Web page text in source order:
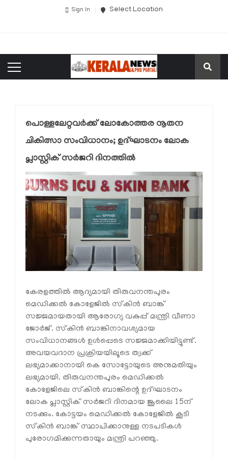
Sign In Select Location
പൊള്ളലേറ്റവർക്ക് ലോകോത്തര നൂതന
ചികിത്സാ സംവിധാനം; ഉദ്ഘാടനം ലോക
പ്ലാസ്റ്റിക് സർജറി ദിനത്തിൽ
കേരളത്തിൽ ആദ്യമായി തിരുവനന്തപുരം
മെഡിക്കൽ കോളേജിൽ സ്‌കിൻ ബാങ്ക്
സജ്ജമായതായി ആരോഗ്യ വകുപ്പ് മന്ത്രി വീണാ
ജോർജ്. സ്‌കിൻ ബാങ്കിനാവശ്യമായ
സംവിധാനങ്ങൾ ഉൾപ്പെടെ സജ്ജമാക്കിയിട്ടുണ്ട്.
അവയവദാന പ്രക്രിയയിലൂടെ ത്വക്ക്
ലഭ്യമാക്കാനായി കെ സോട്ടോയുടെ അനുമതിയും
ലഭ്യമായി. തിരുവനന്തപുരം മെഡിക്കൽ
കോളേജിലെ സ്‌കിൻ ബാങ്കിന്റെ ഉദ്ഘാടനം
ലോക പ്ലാസ്റ്റിക് സർജറി ദിനമായ ജൂലൈ 15ന്
നടക്കും. കോട്ടയം മെഡിക്കൽ കോളേജിൽ കൂടി
സ്‌കിൻ ബാങ്ക് സ്ഥാപിക്കാനുള്ള നടപടികൾ
പുരോഗമിക്കുന്നതായും മന്ത്രി പറഞ്ഞു.